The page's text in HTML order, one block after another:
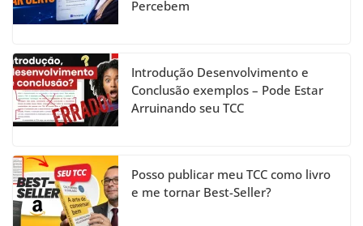
o
k
e
h
a
n
el
Percebem
Introdução Desenvolvimento e
Conclusão exemplos – Pode Estar
Arruinando seu TCC
Posso publicar meu TCC como livro
e me tornar Best-Seller?